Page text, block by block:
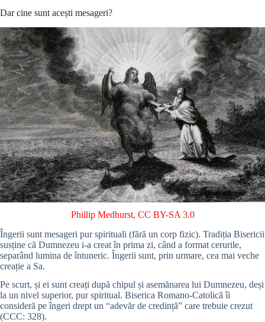
Dar cine sunt acești mesageri?
Phillip Medhurst, CC BY-SA 3.0
Îngerii sunt mesageri pur spirituali (fără un corp fizic). Tradiția Bisericii
susține că Dumnezeu i-a creat în prima zi, când a format cerurile,
separând lumina de întuneric. Îngerii sunt, prin urmare, cea mai veche
creație a Sa.
Pe scurt, și ei sunt creați după chipul și asemănarea lui Dumnezeu, deși
la un nivel superior, pur spiritual. Biserica Romano-Catolică îi
consideră pe îngeri drept un “adevăr de credință” care trebuie crezut
(CCC: 328).